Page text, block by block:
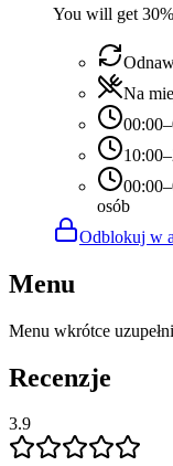
You will get
Na
osób
Odblokuj w
Menu
Menu wkrótce
Recenzje
3.9